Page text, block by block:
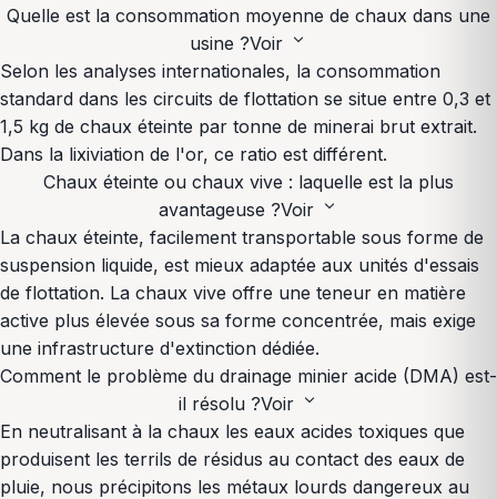
Quelle est la consommation moyenne de chaux dans une
usine ?Voir expand_more
Selon les analyses internationales, la consommation
standard dans les circuits de flottation se situe entre 0,3 et
1,5 kg de chaux éteinte par tonne de minerai brut extrait.
Dans la lixiviation de l'or, ce ratio est différent.
Chaux éteinte ou chaux vive : laquelle est la plus
avantageuse ?Voir expand_more
La chaux éteinte, facilement transportable sous forme de
suspension liquide, est mieux adaptée aux unités d'essais
de flottation. La chaux vive offre une teneur en matière
active plus élevée sous sa forme concentrée, mais exige
une infrastructure d'extinction dédiée.
Comment le problème du drainage minier acide (DMA) est-
il résolu ?Voir expand_more
En neutralisant à la chaux les eaux acides toxiques que
produisent les terrils de résidus au contact des eaux de
pluie, nous précipitons les métaux lourds dangereux au